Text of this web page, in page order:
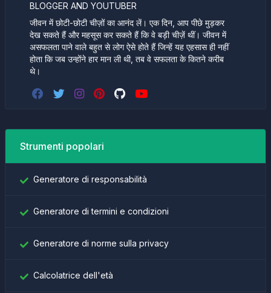
BLOGGER AND YOUTUBER
जीवन में छोटी-छोटी चीज़ों का आनंद लें। एक दिन, आप पीछे मुड़कर
देख सकते हैं और महसूस कर सकते हैं कि वे बड़ी चीज़ें थीं। जीवन में
असफलता पाने वाले बहुत से लोग ऐसे होते हैं जिन्हें यह एहसास ही नहीं
होता कि जब उन्होंने हार मान ली थी, तब वे सफलता के कितने करीब
थे।
Strumenti popolari
Generatore di responsabilità
Generatore di termini e condizioni
Generatore di norme sulla privacy
Calcolatrice dell'età